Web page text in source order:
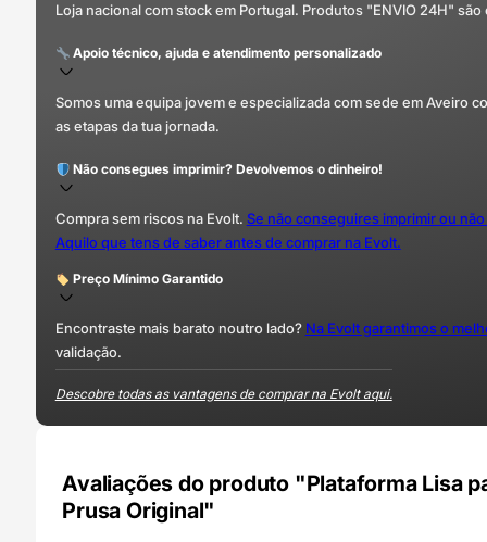
Loja nacional com stock em Portugal. Produtos "ENVIO 24H"
Apoio técnico, ajuda e atendimento personalizado
Somos uma equipa jovem e especializada com sede em Aveiro
as etapas da tua jornada.
Não consegues imprimir? Devolvemos o dinheiro!
Compra sem riscos na Evolt. Se não conseguires imprimir ou
Aquilo que tens de saber antes de comprar na Evolt.
Preço Mínimo Garantido
Encontraste mais barato noutro lado? Na Evolt garantimos o
validação.
Descobre todas as vantagens de comprar na Evolt aqui.
Avaliações do produto "Plataforma Lisa
Prusa Original"